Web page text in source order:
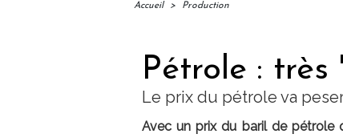
Accueil > Production
Pétrole : très
Le prix du pétrole va
Avec un prix du baril de pétrole